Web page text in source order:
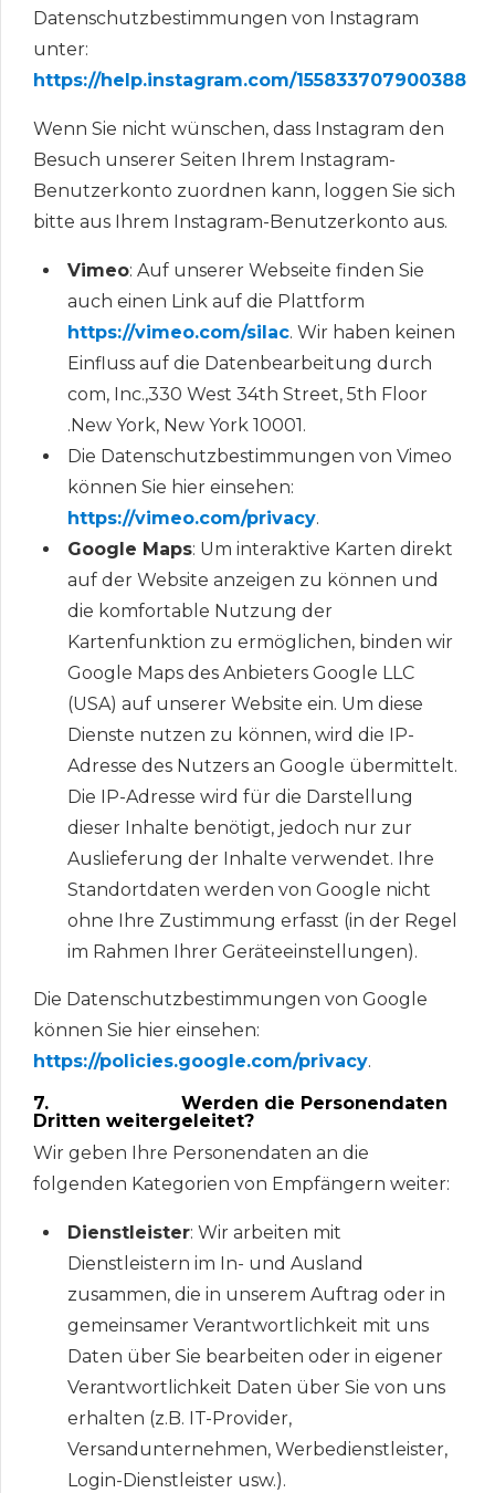
Datenschutzbestimmungen von Instagram
unter:
https://help.instagram.com/155833707900388
Wenn Sie nicht wünschen, dass Instagram den
Besuch unserer Seiten Ihrem Instagram-
Benutzerkonto zuordnen kann, loggen Sie sich
bitte aus Ihrem Instagram-Benutzerkonto aus.
Vimeo: Auf unserer Webseite finden Sie
auch einen Link auf die Plattform
https://vimeo.com/silac. Wir haben keinen
Einfluss auf die Datenbearbeitung durch
com, Inc.,330 West 34th Street, 5th Floor
.New York, New York 10001.
Die Datenschutzbestimmungen von Vimeo
können Sie hier einsehen:
https://vimeo.com/privacy.
Google Maps: Um interaktive Karten direkt
auf der Website anzeigen zu können und
die komfortable Nutzung der
Kartenfunktion zu ermöglichen, binden wir
Google Maps des Anbieters Google LLC
(USA) auf unserer Website ein. Um diese
Dienste nutzen zu können, wird die IP-
Adresse des Nutzers an Google übermittelt.
Die IP-Adresse wird für die Darstellung
dieser Inhalte benötigt, jedoch nur zur
Auslieferung der Inhalte verwendet. Ihre
Standortdaten werden von Google nicht
ohne Ihre Zustimmung erfasst (in der Regel
im Rahmen Ihrer Geräteeinstellungen).
Die Datenschutzbestimmungen von Google
können Sie hier einsehen:
https://policies.google.com/privacy.
7. Werden die Personendaten
Dritten weitergeleitet?
Wir geben Ihre Personendaten an die
folgenden Kategorien von Empfängern weiter:
Dienstleister: Wir arbeiten mit
Dienstleistern im In- und Ausland
zusammen, die in unserem Auftrag oder in
gemeinsamer Verantwortlichkeit mit uns
Daten über Sie bearbeiten oder in eigener
Verantwortlichkeit Daten über Sie von uns
erhalten (z.B. IT-Provider,
Versandunternehmen, Werbedienstleister,
Login-Dienstleister usw.).